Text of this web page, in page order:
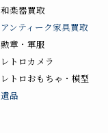
和楽器買取
アンティーク家具買取
勲章・軍服
レトロカメラ
レトロおもちゃ・模型
遺品